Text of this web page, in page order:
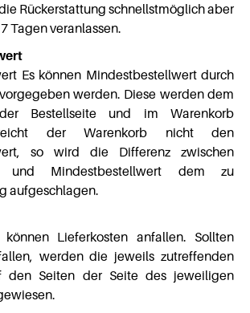
Rückerstattung schnellstmöglich aber
Tagen veranlassen.
Es können Mindestbestellwert durch
werden. Diese werden dem
Bestellseite und im Warenkorb
der Warenkorb nicht den
so wird die Differenz zwischen
und Mindestbestellwert dem zu
aufgeschlagen.
können Lieferkosten anfallen. Sollten
werden die jeweils zutreffenden
den Seiten der Seite des jeweiligen